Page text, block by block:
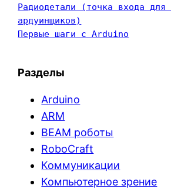
Радиодетали (точка входа для
ардуинщиков)
Первые шаги с Arduino
Разделы
Arduino
ARM
BEAM роботы
RoboCraft
Коммуникации
Компьютерное зрение